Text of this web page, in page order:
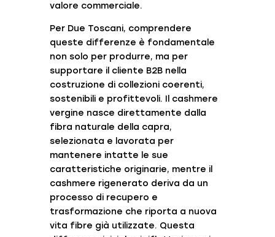
valore commerciale.
Per Due Toscani, comprendere
queste differenze è fondamentale
non solo per produrre, ma per
supportare il cliente B2B nella
costruzione di collezioni coerenti,
sostenibili e profittevoli. Il cashmere
vergine nasce direttamente dalla
fibra naturale della capra,
selezionata e lavorata per
mantenere intatte le sue
caratteristiche originarie, mentre il
cashmere rigenerato deriva da un
processo di recupero e
trasformazione che riporta a nuova
vita fibre già utilizzate. Questa